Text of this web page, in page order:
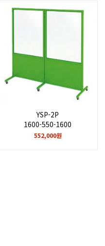
YSP-2P
1600-550-1600
552,000원